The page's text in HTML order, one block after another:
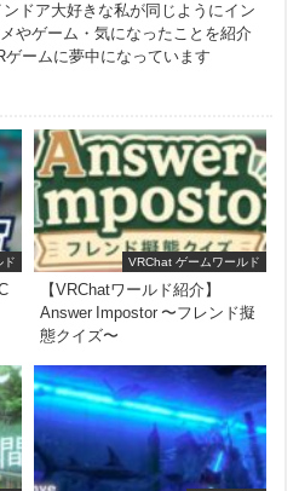
ドア大好きな私が同じようにイン
やゲーム・気になったことを紹介
ームに夢中になっています
ド VRChat ゲームワールド
【VRChatワールド紹介】
Answer Impostor 〜フレンド擬
態クイズ〜